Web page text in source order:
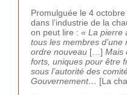
Promulguée le 4
dans l’industrie de la
on peut lire : « La pierre
tous les membres d’une
ordre nouveau […] Mais
forts, uniques pour être
sous l’autorité des
Gouvernement… [La